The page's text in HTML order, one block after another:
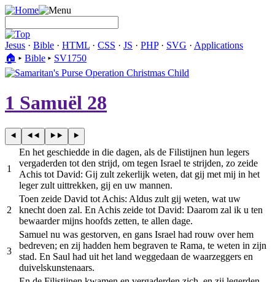
Jesus · Bible · HTML · CSS · JS · PHP· SVG · Applications
🏠︎ ▸ Bible ▸ SV1750
1 Samuël 28
1
En het geschiedde in die dagen, als de Filistijnen hun legers
vergaderden tot den strijd, om tegen Israel te strijden, zo zeide
Achis tot David: Gij zult zekerlijk weten, dat gij met mij in het
leger zult uittrekken, gij en uw mannen.
2
Toen zeide David tot Achis: Aldus zult gij weten, wat uw
knecht doen zal. En Achis zeide tot David: Daarom zal ik u ten
bewaarder mijns hoofds zetten, te allen dage.
3
Samuel nu was gestorven, en gans Israel had rouw over hem
bedreven; en zij hadden hem begraven te Rama, te weten in zijn
stad. En Saul had uit het land weggedaan de waarzeggers en
duivelskunstenaars.